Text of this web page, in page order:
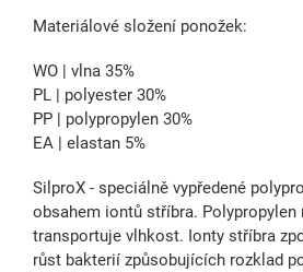
Materiálové složení ponožek:
WO | vlna 35%
PL | polyester 30%
PP | polypropylen 30%
EA | elastan 5%
SilproX - speciálně vypředené
obsahem iontů stříbra. Polypropylen
transportuje vlhkost. Ionty stříbra
růst bakterií způsobujících rozklad